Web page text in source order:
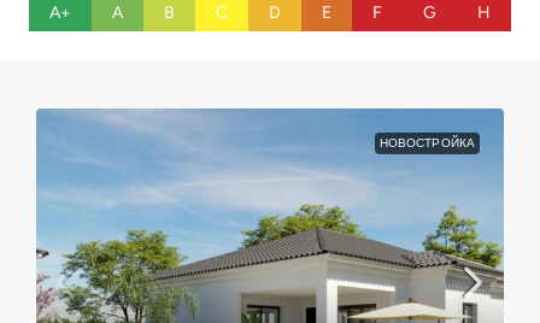
A+ A B C D E F G H
НОВОСТРОЙКА